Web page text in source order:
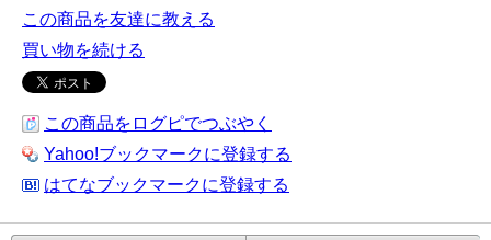
この商品を友達に教える
買い物を続ける
この商品をログピでつぶやく
Yahoo!ブックマークに登録する
はてなブックマークに登録する